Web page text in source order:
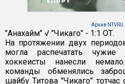
Архив
"Анахайм" √ "Чикаго" - 1:1 ОТ.
На протяжении двух
могла распечатать чужие
хоккеисты нанесли
команды обменялись
шайбу Титова "Чикаго" тотчас